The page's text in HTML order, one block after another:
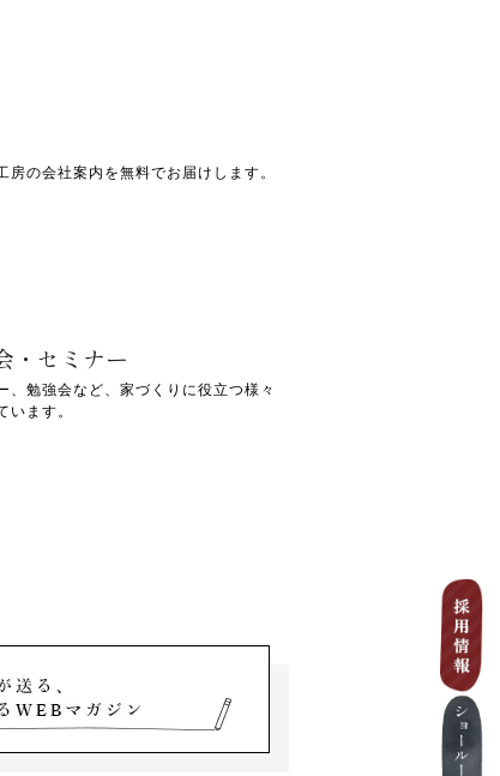
房の会社案内を無料でお届けします。
・セミナー
、勉強会など、家づくりに役立つ様々
ます。